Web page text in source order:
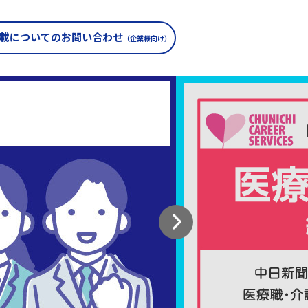
についてのお問い合わせ （企業様向け）